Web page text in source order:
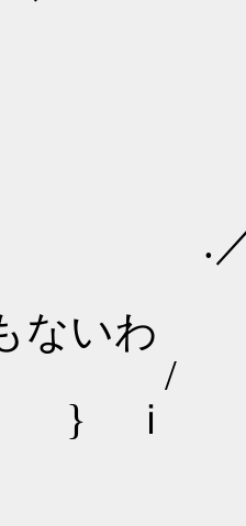
.
丶 こ
ないわ
/
ｉ